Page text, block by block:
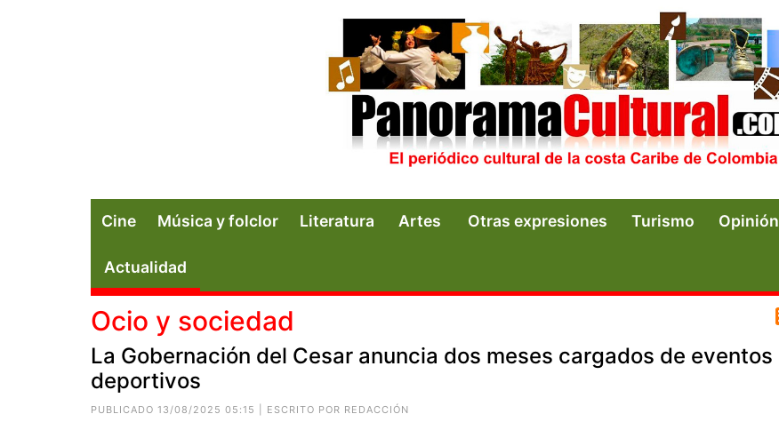
Cine Música y folclor Literatura Artes Otras expresiones Turismo Opinión
Actualidad
Ocio y sociedad
La Gobernación del Cesar anuncia dos meses cargados de eventos
deportivos
PUBLICADO 13/08/2025 05:15 | ESCRITO POR REDACCIÓN